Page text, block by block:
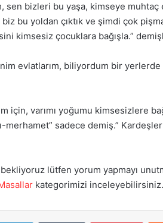
sen bizleri bu yaşa, kimseye
bu yoldan çıktık ve şimdi çok
kimsesiz çocuklara bağışla.”
evlatlarım, biliyordum bir yerlerde
için, varımı yoğumu kimsesizlere
sadece demiş.”
lütfen yorum yapmayı
kategorimizi inceleyebilirsiniz.